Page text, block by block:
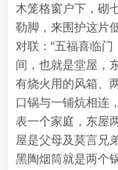
木笼格窗户下，砌
勒脚，来围护这片
对联：“五福喜临门
间，也就是堂屋，
有烧火用的风箱、
口锅与一铺炕相连
表一个家庭，东屋
屋是父母及莫言兄
黑陶烟筒就是两个